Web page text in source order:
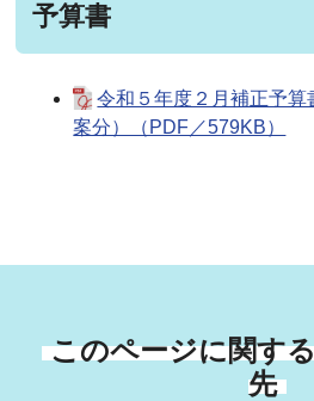
予算書
令和５年度２月補正予
案分）（PDF／579KB）
このページに関す
先